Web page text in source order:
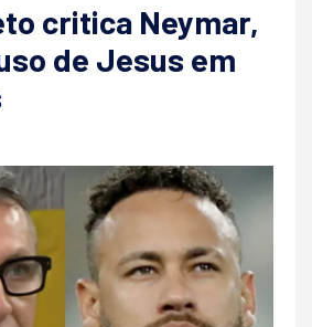
critica Neymar,
de Jesus em